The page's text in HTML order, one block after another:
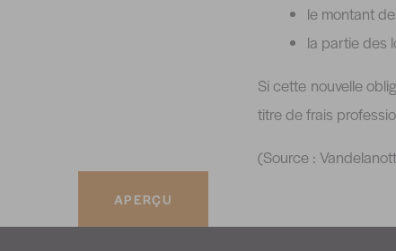
le montant
la partie des
Si cette nouvelle
titre de frais
(Source :
APERÇU